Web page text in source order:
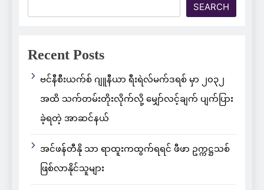
SEARCH
Recent Posts
ဗင်နီစီးယက်စ် ဂျူနီယာ ရီးရဲလ်မက်ဒရစ် မှာ ၂၀၃၂
အထိ သက်တမ်းတိုးလိုက်လို့ မျှော်လင့်ချက် ပျက်ပြား
ခဲ့ရတဲ့ အာဆင်နယ်
အင်ဖန်တီနို သာ ရာထူးကထွက်ရရင် ဖီဖာ ဥက္ကဋ္ဌသစ်
ဖြစ်လာနိုင်သူများ